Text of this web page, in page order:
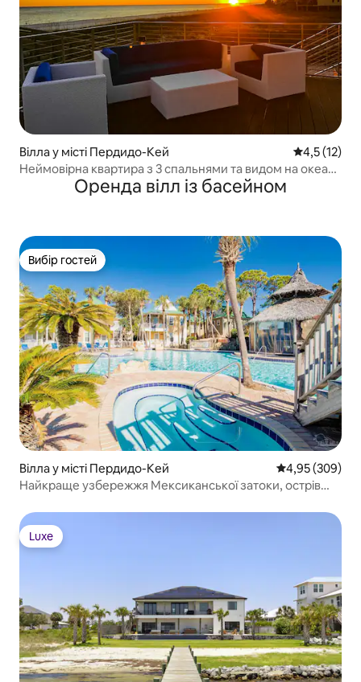
Вілла у місті Пердидо-Кей Середня
4,5 (12)
Неймовірна квартира з 3 спальнями та видом на океан |
Басейн | Гідромасажна ванна
Оренда вілл із басейном
Вибір гостей
Вибір гостей
Вілла у місті Пердидо-Кей Середня
4,95 (309)
Найкраще узбережжя Мексиканської затоки, острів
Luxe
Luxe